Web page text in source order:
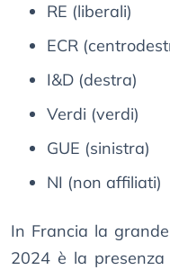
RE (liberali)
ECR
I&D (destra)
Verdi (verdi)
GUE (sinistra)
NI (non affiliati)
In Francia la
2024 è la presenza